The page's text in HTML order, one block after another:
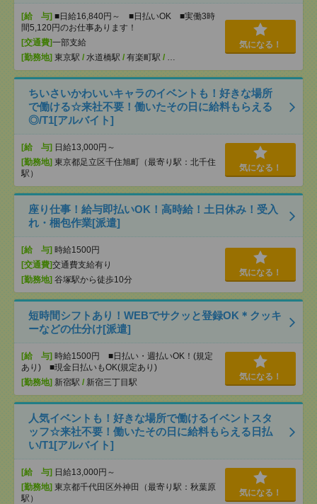
[給 与] ■日給16,840円～ ■日払いOK ■実働3時
間5,120円のお仕事あります！
[交通費]一部支給
[勤務地] 東京駅 / 水道橋駅 / 有楽町駅 / …
気になる！
ちいさいかわいいキャラのイベントも！好きな場所
で働ける☆来社不要！働いたその日に給料もらえる
◎/T1[アルバイト]
[給 与] 日給13,000円～
[勤務地] 東京都足立区千住旭町（最寄り駅：北千住
駅）
気になる！
座り仕事！給与即払いOK！高時給！土日休み！受入
れ・梱包作業[派遣]
[給 与] 時給1500円
[交通費]交通費支給有り
[勤務地] 谷塚駅から徒歩10分
気になる！
短時間シフトあり！WEBでサクッと登録OK＊クッキ
ーなどの仕分け[派遣]
[給 与] 時給1500円 ■日払い・週払いOK！(規定
あり) ■現金日払いもOK(規定あり)
[勤務地] 新宿駅 / 新宿三丁目駅
気になる！
人気イベントも！好きな場所で働けるイベントスタ
ッフ☆来社不要！働いたその日に給料もらえる日払
い/T1[アルバイト]
[給 与] 日給13,000円～
[勤務地] 東京都千代田区外神田（最寄り駅：秋葉原
駅）
気になる！